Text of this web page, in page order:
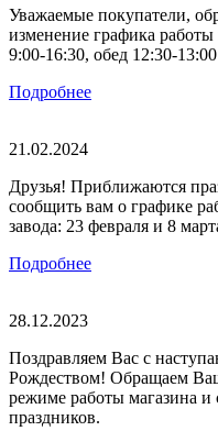
Уважаемые покупатели,
изменение графика
9:00-16:30, обед 12:30-13:00
Подробнее
21.02.2024
Друзья! Приближаются
сообщить вам о графике
завода: 23 февраля и 8
Подробнее
28.12.2023
Поздравляем Вас с
Рождеством! Обращаем
режиме работы магазина
праздников.